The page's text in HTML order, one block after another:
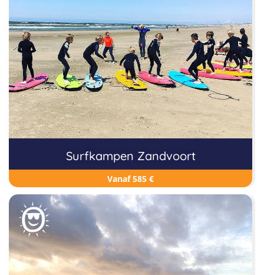
Surfkampen Zandvoort
Vanaf 585 €